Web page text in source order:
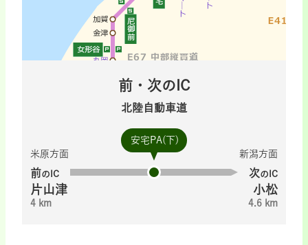
前・次のIC
北陸自動車道
安宅PA(下)
米原方面
前のIC
片山津
4 km
新潟方面
次のIC
小松
4.6 km